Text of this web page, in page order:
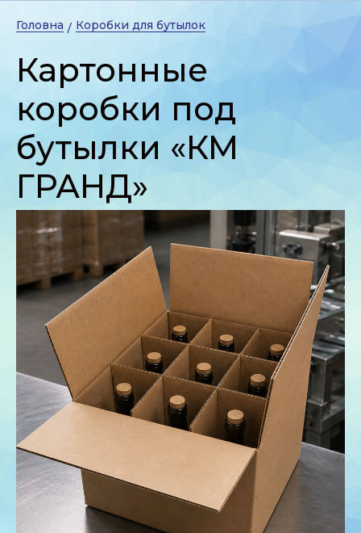
Головна / Коробки для бутылок
Картонные
коробки под
бутылки «КМ
ГРАНД»